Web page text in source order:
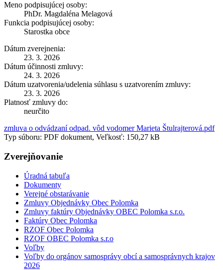
Meno podpisujúcej osoby:
PhDr. Magdaléna Melagová
Funkcia podpisujúcej osoby:
Starostka obce
Dátum zverejnenia:
23. 3. 2026
Dátum účinnosti zmluvy:
24. 3. 2026
Dátum uzatvorenia/udelenia súhlasu s uzatvorením zmluvy:
23. 3. 2026
Platnosť zmluvy do:
neurčito
zmluva o odvádzaní odpad. vôd vodomer Marieta Štulrajterová.pdf
Typ súboru: PDF dokument, Veľkosť: 150,27 kB
Zverejňovanie
Úradná tabuľa
Dokumenty
Verejné obstarávanie
Zmluvy Objednávky Obec Polomka
Zmluvy faktúry Objednávky OBEC Polomka s.r.o.
Faktúry Obec Polomka
RZOF Obec Polomka
RZOF OBEC Polomka s.r.o
Voľby
Voľby do orgánov samosprávy obcí a samosprávnych krajov
2026